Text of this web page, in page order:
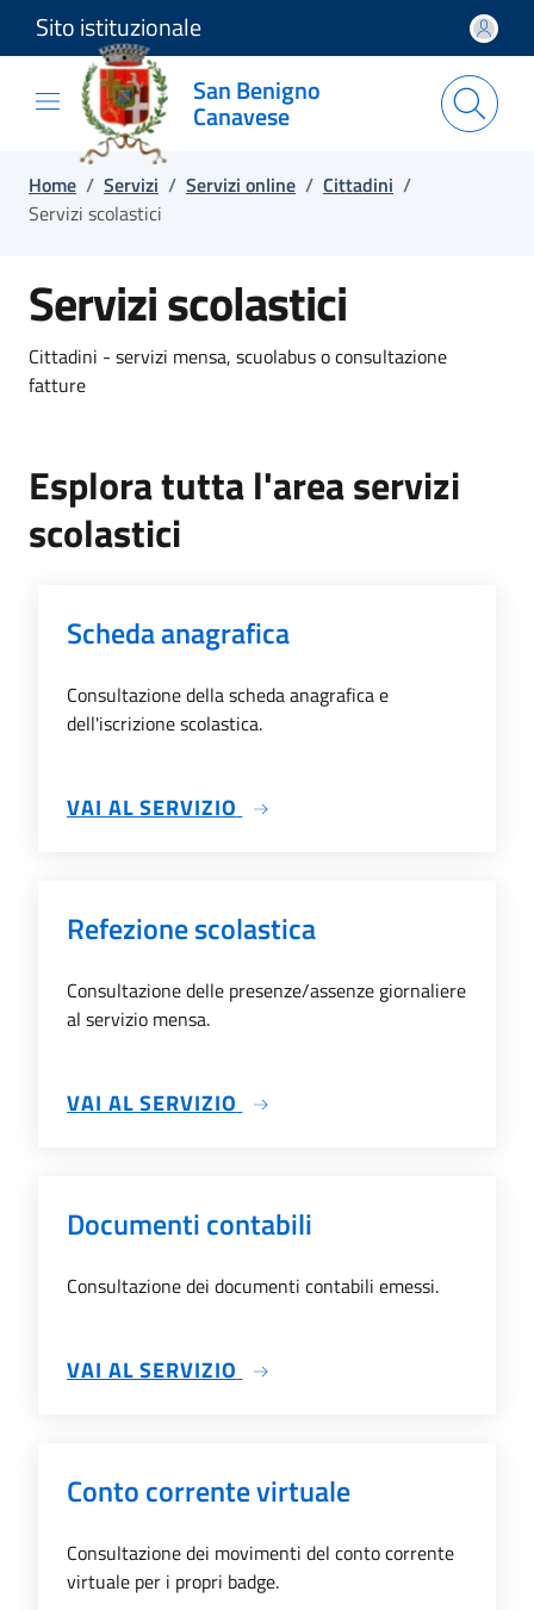
Salta e vai al contenuto
Salta e vai al footer
Sito istituzionale
San Benigno
Canavese
Home / Servizi / Servizi online / Cittadini /
Servizi scolastici
Servizi scolastici
Cittadini - servizi mensa, scuolabus o consultazione
fatture
Esplora tutta l'area servizi
scolastici
Scheda anagrafica
Consultazione della scheda anagrafica e
dell'iscrizione scolastica.
VAI AL SERVIZIO SU SCHEDA ANAGRAFICA
Refezione scolastica
Consultazione delle presenze/assenze giornaliere
al servizio mensa.
VAI AL SERVIZIO SU REFEZIONE SCOLASTICA
Documenti contabili
Consultazione dei documenti contabili emessi.
VAI AL SERVIZIO SU DOCUMENTI CONTABILI
Conto corrente virtuale
Consultazione dei movimenti del conto corrente
virtuale per i propri badge.